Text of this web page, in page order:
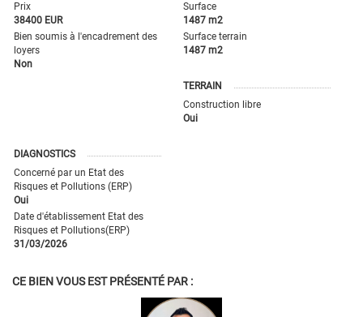
Prix
38400 EUR
Bien soumis à l'encadrement des
loyers
Non
Surface
1487 m2
Surface terrain
1487 m2
TERRAIN
Construction libre
Oui
DIAGNOSTICS
Concerné par un Etat des
Risques et Pollutions (ERP)
Oui
Date d'établissement Etat des
Risques et Pollutions(ERP)
31/03/2026
CE BIEN VOUS EST PRÉSENTÉ PAR :